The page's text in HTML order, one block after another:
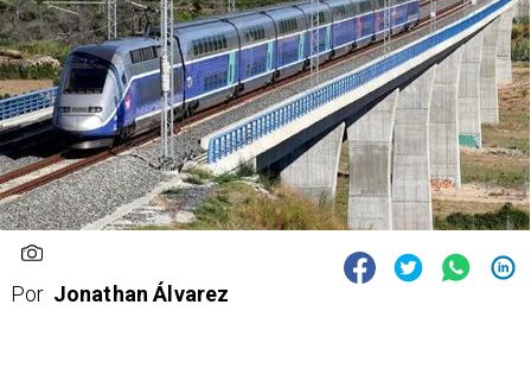
Por Jonathan Álvarez